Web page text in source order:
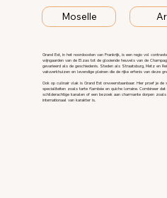
Moselle
Grand Est, in het noordoosten van Frankrijk, is een regio vol
wijngaarden van de Elzas tot de glooiende heuvels van de
gevarieerd als de geschiedenis. Steden als Straatsburg, Metz en
vakwerkhuizen en levendige pleinen die de rijke erfenis van deze
Ook op culinair vlak is Grand Est onweerstaanbaar. Hier proef je
specialiteiten zoals tarte flambée en quiche lorraine. Combineer
schilderachtige kanalen of een bezoek aan charmante dorpen
internationaal van karakter is.